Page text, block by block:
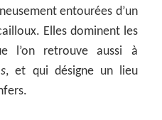
entourées d’un
Elles dominent les
l’on retrouve aussi à
, et qui désigne un lieu